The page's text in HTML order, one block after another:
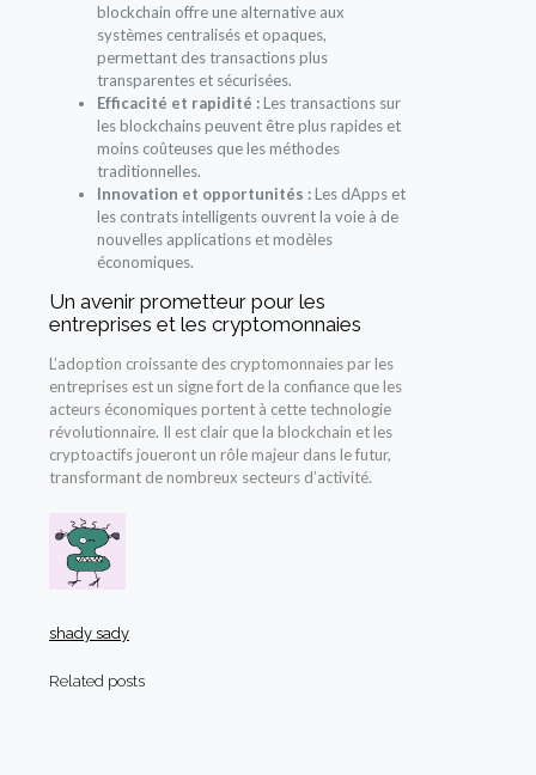
blockchain offre une alternative aux
systèmes centralisés et opaques,
permettant des transactions plus
transparentes et sécurisées.
Efficacité et rapidité :Les transactions sur
les blockchains peuvent être plus rapides et
moins coûteuses que les méthodes
traditionnelles.
Innovation et opportunités :Les dApps et
les contrats intelligents ouvrent la voie à de
nouvelles applications et modèles
économiques.
Un avenir prometteur pour les
entreprises et les cryptomonnaies
L’adoption croissante des cryptomonnaies par les
entreprises est un signe fort de la confiance que les
acteurs économiques portent à cette technologie
révolutionnaire. Il est clair que la blockchain et les
cryptoactifs joueront un rôle majeur dans le futur,
transformant de nombreux secteurs d’activité.
shady sady
Related posts